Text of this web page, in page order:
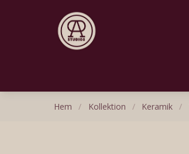
Hem / Kollektion / Keramik /